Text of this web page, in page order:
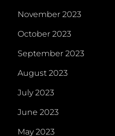
November 2023
October 2023
September 2023
August 2023
July 2023
June 2023
May 2023